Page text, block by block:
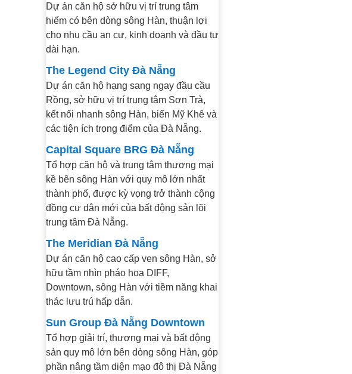
Dự án căn hộ sở hữu vị trí trung tâm
hiếm có bên dòng sông Hàn, thuận lợi
cho nhu cầu an cư, kinh doanh và đầu tư
dài hạn.
The Legend City Đà Nẵng
Dự án căn hộ hạng sang ngay đầu cầu
Rồng, sở hữu vị trí trung tâm Sơn Trà,
kết nối nhanh sông Hàn, biển Mỹ Khê và
các tiện ích trọng điểm của Đà Nẵng.
Capital Square BRG Đà Nẵng
Tổ hợp căn hộ và trung tâm thương mại
kề bên sông Hàn với quy mô lớn nhất
thành phố, được kỳ vọng trở thành cộng
đồng cư dân mới của bất động sản lõi
trung tâm Đà Nẵng.
The Meridian Đà Nẵng
Dự án căn hộ cao cấp ven sông Hàn, sở
hữu tầm nhìn pháo hoa DIFF,
Downtown, sông Hàn với tiềm năng khai
thác lưu trú hấp dẫn.
Sun Group Đà Nẵng Downtown
Tổ hợp giải trí, thương mại và bất động
sản quy mô lớn bên dòng sông Hàn, góp
phần nâng tầm diện mạo đô thị Đà Nẵng